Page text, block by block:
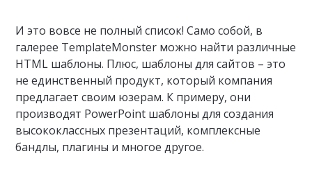
И это вовсе не полный список! Само собой, в
галерее TemplateMonster можно найти различные
HTML шаблоны. Плюс, шаблоны для сайтов – это
не единственный продукт, который компания
предлагает своим юзерам. К примеру, они
производят PowerPoint шаблоны для создания
высококлассных презентаций, комплексные
бандлы, плагины и многое другое.